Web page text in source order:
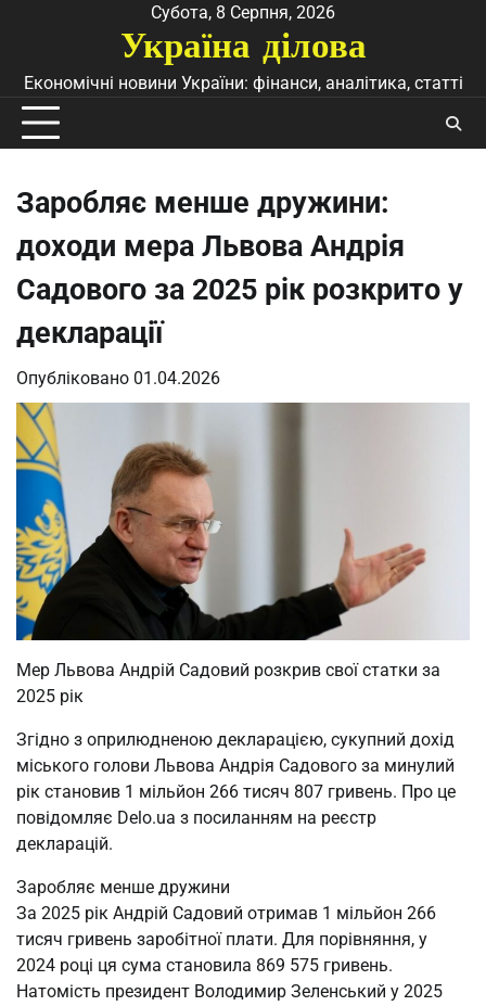
Субота, 8 Серпня, 2026
Україна ділова
Економічні новини України: фінанси, аналітика, статті
Заробляє менше дружини:
доходи мера Львова Андрія
Садового за 2025 рік розкрито у
декларації
Опубліковано 01.04.2026
Мер Львова Андрій Садовий розкрив свої статки за
2025 рік
Згідно з оприлюдненою декларацією, сукупний дохід
міського голови Львова Андрія Садового за минулий
рік становив 1 мільйон 266 тисяч 807 гривень. Про це
повідомляє Delo.ua з посиланням на реєстр
декларацій.
Заробляє менше дружини
За 2025 рік Андрій Садовий отримав 1 мільйон 266
тисяч гривень заробітної плати. Для порівняння, у
2024 році ця сума становила 869 575 гривень.
Натомість президент Володимир Зеленський у 2025